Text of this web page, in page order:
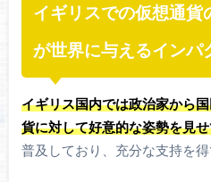
イギリスでの仮想通貨
が世界に与えるインパ
イギリス国内では政治家から
貨に対して好意的な姿勢を見
普及しており、充分な支持を得